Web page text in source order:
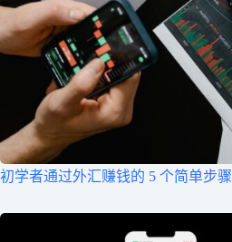
初学者通过外汇赚钱的 5 个简单步骤